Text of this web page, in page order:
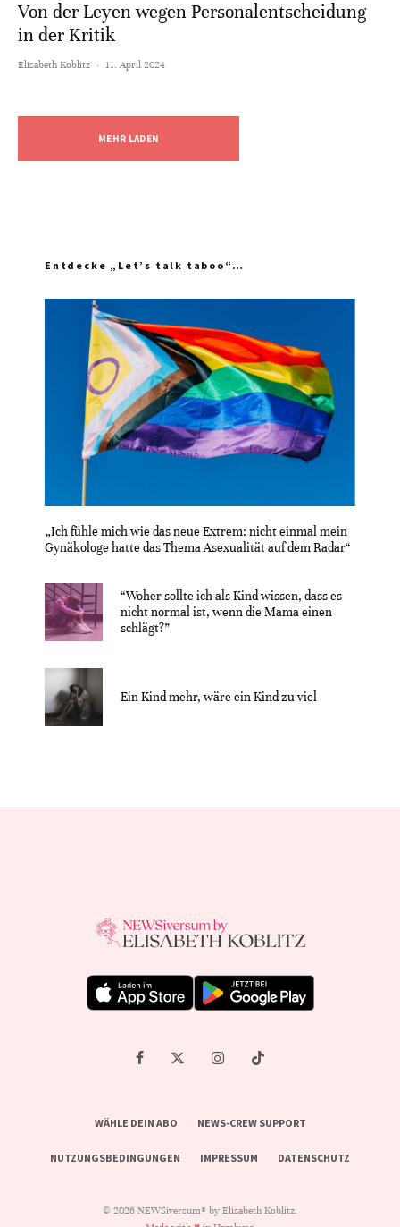
Von der Leyen wegen Personalentscheidung
in der Kritik
Elisabeth Koblitz · 11. April 2024
MEHR LADEN
Entdecke „Let’s talk taboo“…
„Ich fühle mich wie das neue Extrem: nicht einmal mein
Gynäkologe hatte das Thema Asexualität auf dem Radar“
“Woher sollte ich als Kind wissen, dass es
nicht normal ist, wenn die Mama einen
schlägt?”
Ein Kind mehr, wäre ein Kind zu viel
WÄHLE DEIN ABO NEWS-CREW SUPPORT
NUTZUNGSBEDINGUNGEN IMPRESSUM DATENSCHUTZ
© 2026 NEWSiversum® by Elisabeth Koblitz.